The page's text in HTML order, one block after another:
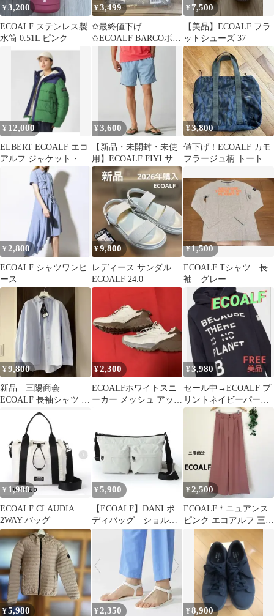
¥3,200
ECOALF ステンレス製
水筒 0.51L ピンク
¥3,499
✩最終値下げ
✩ECOALF BARCOボー
ダーニット
BARCOALFKNIT
¥ 7,500
【美品】ECOALF フラ
ットシューズ 37
¥ 12,000
ELBERT ECOALF エコ
アルフ ジャケット・ア
¥3,600
【新品・未開封・未使
用】ECOALF FIYI サマ
ーショーツ/メンズ水
着 S
¥3,800
値下げ！ECOALF カモ
フラージュ柄 トートバ
¥2,800
ECOALF シャツワンピ
ース
¥9,800
レディース サンダル
ECOALF 24.0
¥1,500
ECOALF Tシャツ 長
袖 グレー
¥9,800
新品 三陽商会
ECOALF 長袖シャツ ラ
イトブルー
¥2,300
ECOALFホワイトスニ
ーカー メッシュ アッパ
¥3,980
セール中→ECOALF プ
リントネイビーパーカ
ー FREEサイズ 【美
¥ 1,980
ECOALF CLAUDIA
2WAY バッグ
¥ 5,900
【ECOALF】DANI ボ
ディバッグ ショルダ
ーバッグ ホワイト
¥2,500
ECOALF＊ニュアンス
ピンク エコアルフ 三陽
商会 ワイドパンツ ガウ
¥5,980 ¥2,350 ¥8,900